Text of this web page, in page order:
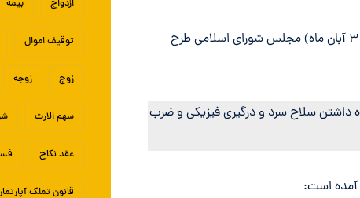
به گزارش خبرنگار خبرگزاری خانه ملت، نمایندگان در نشست علنی امروز (چهارشنبه، ۳ آبان ماه) مجلس شورای اسلامی طرح
ازدواج بیمه
توقیف اموال
زوج زوجه
سهم الارث
عقد نکاح
قانون تملک